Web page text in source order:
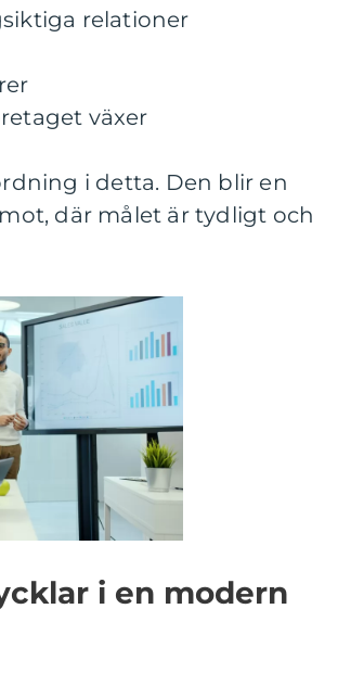
relationer
växer
i detta. Den blir en
där målet är tydligt och
i en modern